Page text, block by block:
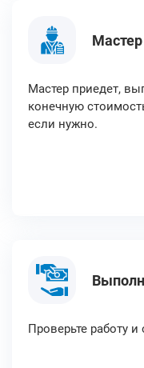
Мастер приедет,
конечную
если нужно.
Проверьте работу